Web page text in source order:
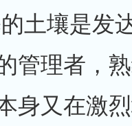
土壤是发
管理者，
身又在激